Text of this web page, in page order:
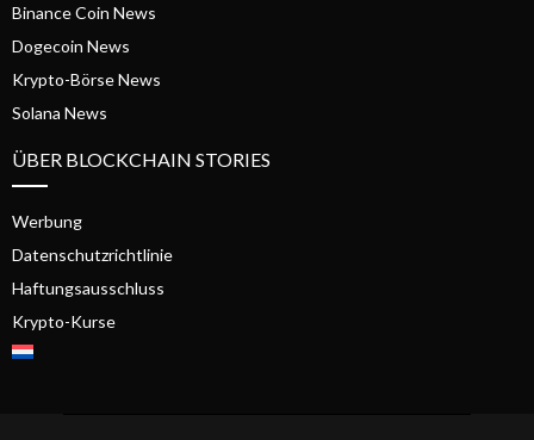
Binance Coin News
Dogecoin News
Krypto-Börse News
Solana News
ÜBER BLOCKCHAIN STORIES
Werbung
Datenschutzrichtlinie
Haftungsausschluss
Krypto-Kurse